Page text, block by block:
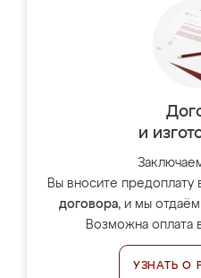
и
Вы вносите предоплату
договора, и мы отдаём
Возможна оплата
УЗНАТЬ О